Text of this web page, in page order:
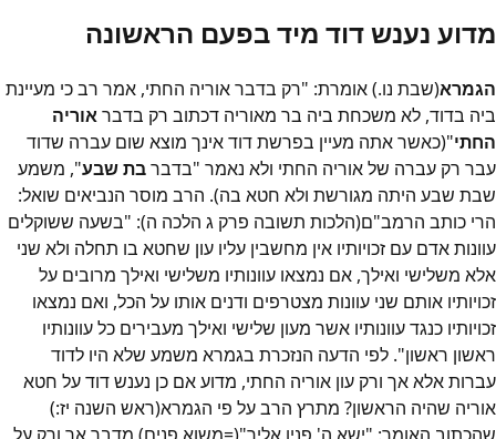
מדוע נענש דוד מיד בפעם הראשונה
הגמרא(שבת נו.) אומרת: "רק בדבר אוריה החתי, אמר רב כי מעיינת
ביה בדוד, לא משכחת ביה בר מאוריה דכתוב רק בדבראוריה
החתי"(כאשר אתה מעיין בפרשת דוד אינך מוצא שום עברה שדוד
עבר רק עברה של אוריה החתי ולא נאמר "בדברבת שבע", משמע
שבת שבע היתה מגורשת ולא חטא בה). הרב מוסר הנביאים שואל:
הרי כותב הרמב"ם(הלכות תשובה פרק ג הלכה ה): "בשעה ששוקלים
עוונות אדם עם זכויותיו אין מחשבין עליו עון שחטא בו תחלה ולא שני
אלא משלישי ואילך, אם נמצאו עוונותיו משלישי ואילך מרובים על
זכויותיו אותם שני עוונות מצטרפים ודנים אותו על הכל, ואם נמצאו
זכויותיו כנגד עוונותיו אשר מעון שלישי ואילך מעבירים כל עוונותיו
ראשון ראשון". לפי הדעה הנזכרת בגמרא משמע שלא היו לדוד
עברות אלא אך ורק עון אוריה החתי, מדוע אם כן נענש דוד על חטא
אוריה שהיה הראשון? מתרץ הרב על פי הגמרא(ראש השנה יז:)